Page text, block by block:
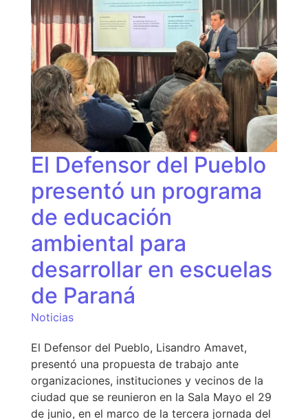
El Defensor del Pueblo
presentó un programa
de educación
ambiental para
desarrollar en escuelas
de Paraná
Noticias
El Defensor del Pueblo, Lisandro Amavet,
presentó una propuesta de trabajo ante
organizaciones, instituciones y vecinos de la
ciudad que se reunieron en la Sala Mayo el 29
de junio, en el marco de la tercera jornada del